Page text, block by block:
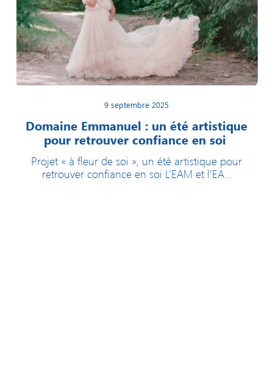
9 septembre 2025
Domaine Emmanuel : un été artistique
pour retrouver confiance en soi
Projet « à fleur de soi », un été artistique pour
retrouver confiance en soi L’EAM et l’EA...